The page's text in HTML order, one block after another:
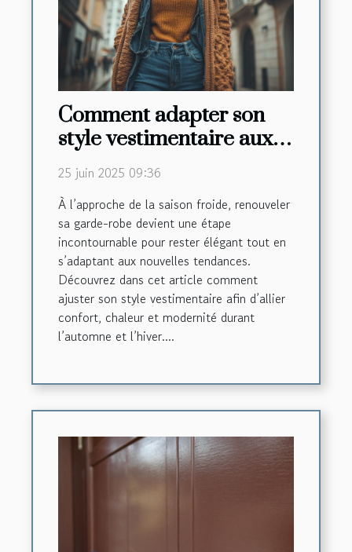
Comment adapter son
style vestimentaire aux
tendances automne-
hiver
25 juin 2025 09:36
À l’approche de la saison froide, renouveler
sa garde-robe devient une étape
incontournable pour rester élégant tout en
s’adaptant aux nouvelles tendances.
Découvrez dans cet article comment
ajuster son style vestimentaire afin d’allier
confort, chaleur et modernité durant
l’automne et l’hiver....